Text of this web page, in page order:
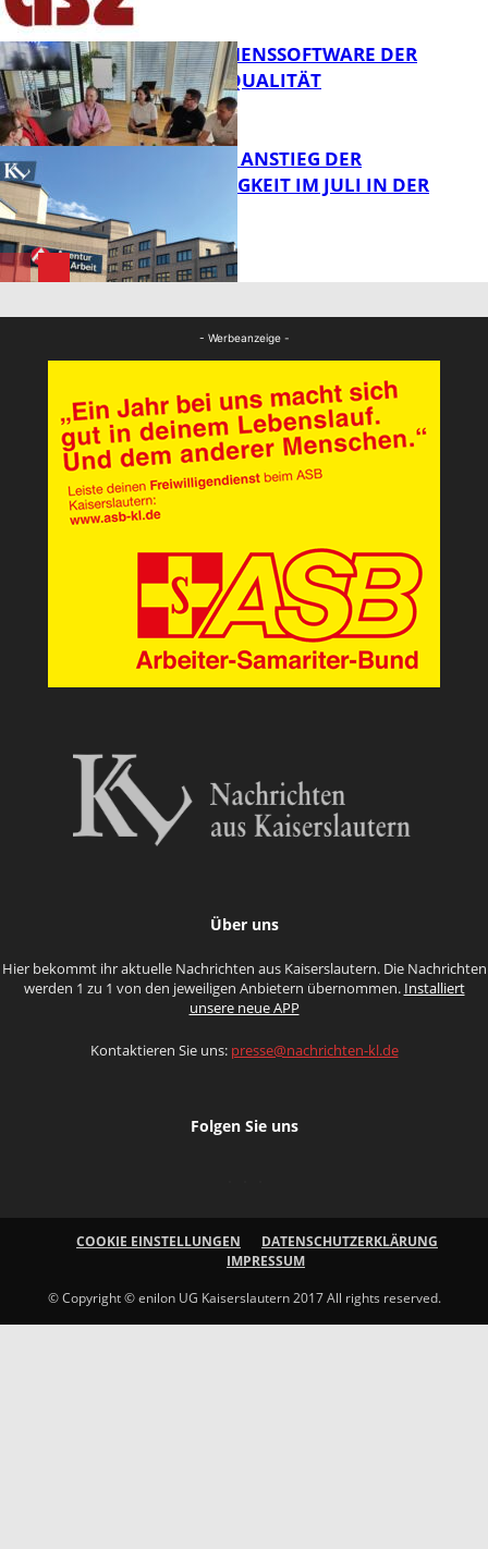
Bildung
Bildung
FB News
UNTERNEHMENSSOFTWARE DER
HÖCHSTEN QUALITÄT
SAISONALER ANSTIEG DER
ARBEITSLOSIGKEIT IM JULI IN DER
- Werbeanzeige -
Über uns
Hier bekommt ihr aktuelle Nachrichten aus Kaiserslautern. Die Nachrichten
werden 1 zu 1 von den jeweiligen Anbietern übernommen. Installiert
unsere neue APP
Kontaktieren Sie uns: presse@nachrichten-kl.de
Folgen Sie uns
COOKIE EINSTELLUNGEN
DATENSCHUTZERKLÄRUNG
IMPRESSUM
© Copyright © enilon UG Kaiserslautern 2017 All rights reserved.